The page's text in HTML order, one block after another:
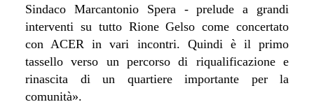
Sindaco Marcantonio Spera - prelude a grandi
interventi su tutto Rione Gelso come concertato
con ACER in vari incontri. Quindi è il primo
tassello verso un percorso di riqualificazione e
rinascita di un quartiere importante per la
comunità».